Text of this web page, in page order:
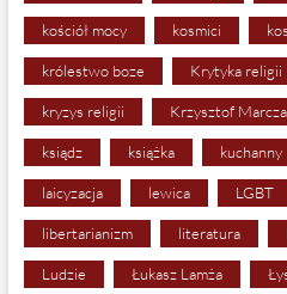
kościół mocy kosmici
królestwo boze Krytyka religii
kryzys religii Krzysztof
ksiądz książka kuchanny
laicyzacja lewica LGBT
libertarianizm literatura
Ludzie Łukasz Lamża